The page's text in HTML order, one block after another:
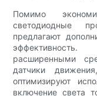
Помимо
светодиодные
предлагают
расширенными
датчики
оптимизируют
включение света